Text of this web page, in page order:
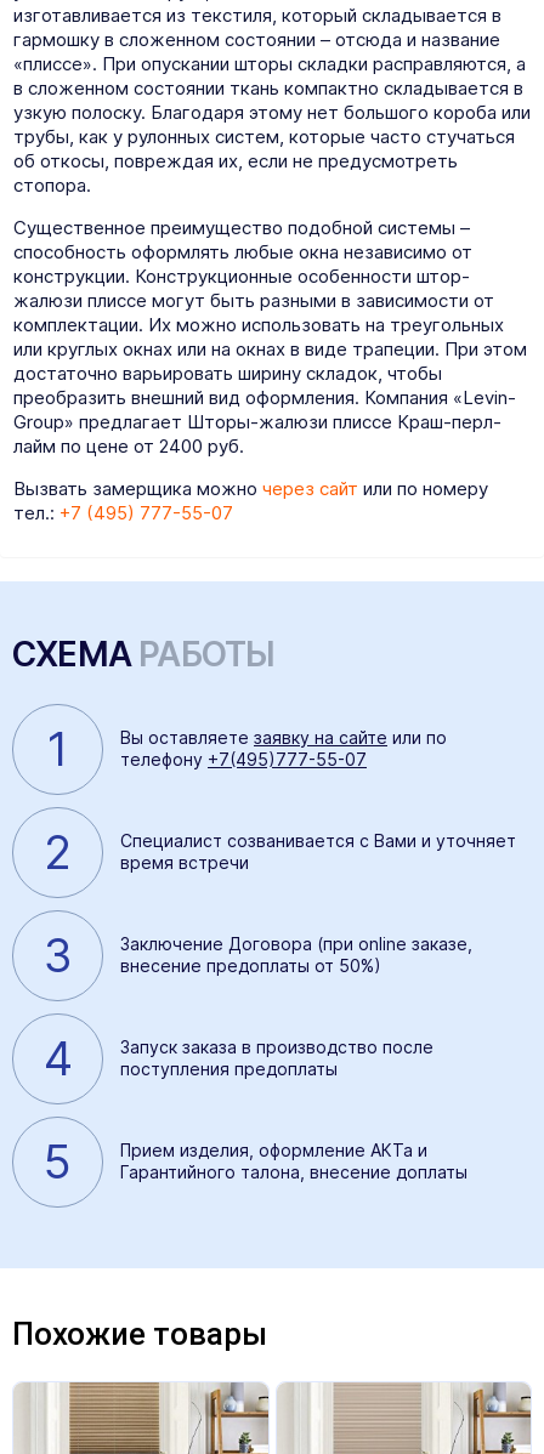
изготавливается из текстиля, который складывается в
гармошку в сложенном состоянии – отсюда и название
«плиссе». При опускании шторы складки расправляются, а
в сложенном состоянии ткань компактно складывается в
узкую полоску. Благодаря этому нет большого короба или
трубы, как у рулонных систем, которые часто стучаться
об откосы, повреждая их, если не предусмотреть
стопора.
Существенное преимущество подобной системы –
способность оформлять любые окна независимо от
конструкции. Конструкционные особенности штор-
жалюзи плиссе могут быть разными в зависимости от
комплектации. Их можно использовать на треугольных
или круглых окнах или на окнах в виде трапеции. При этом
достаточно варьировать ширину складок, чтобы
преобразить внешний вид оформления. Компания «Levin-
Group» предлагает Шторы-жалюзи плиссе Краш-перл-
лайм по цене от 2400 руб.
Вызвать замерщика можно через сайт или по номеру
тел.: +7 (495) 777-55-07
СХЕМА РАБОТЫ
1 Вы оставляете заявку на сайте или по
телефону +7(495)777-55-07
2
Специалист созванивается с Вами и уточняет
время встречи
3
Заключение Договора (при online заказе,
внесение предоплаты от 50%)
4
Запуск заказа в производство после
поступления предоплаты
5
Прием изделия, оформление АКТа и
Гарантийного талона, внесение доплаты
Похожие товары